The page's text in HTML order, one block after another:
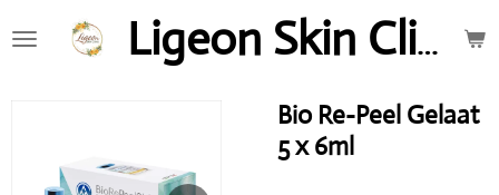
direct
Ligeon Skin Clinic
Bio Re-Peel Gelaat
5 x 6ml